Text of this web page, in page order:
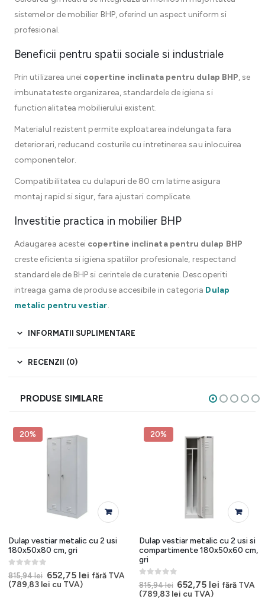
sistemelor de mobilier BHP, oferind un aspect uniform si
profesional.
Beneficii pentru spatii sociale si industriale
Prin utilizarea unei copertine inclinata pentru dulap BHP, se
imbunatateste organizarea, standardele de igiena si
functionalitatea mobilierului existent.
Materialul rezistent permite exploatarea indelungata fara
deteriorari, reducand costurile cu intretinerea sau inlocuirea
componentelor.
Compatibilitatea cu dulapuri de 80 cm latime asigura
montaj rapid si sigur, fara ajustari complicate.
Investitie practica in mobilier BHP
Adaugarea acestei copertine inclinata pentru dulap BHP
creste eficienta si igiena spatiilor profesionale, respectand
standardele de BHP si cerintele de curatenie. Descoperiti
intreaga gama de produse accesibile in categoria Dulap
metalic pentru vestiar.
INFORMATII SUPLIMENTARE
RECENZII (0)
PRODUSE SIMILARE
20%
Dulap vestiar metalic cu 2 usi
180x50x80 cm, gri
0out of 5
815,94lei Prețul
inițial
652,75 leiPrețul
fără TVA
(789,83 lei cu TVA)
20%
Dulap vestiar metalic cu 2 usi si
compartimente 180x50x60 cm,
gri
0out of 5
815,94lei Prețul
inițial
652,75 lei Prețul
fără TVA
(789,83 lei cu TVA)